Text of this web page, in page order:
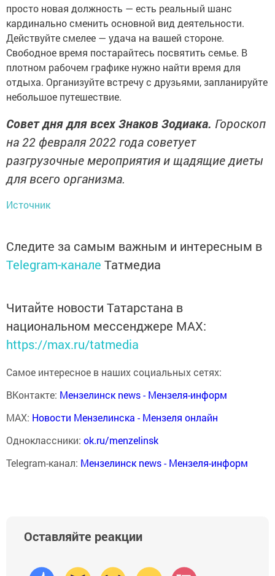
просто новая должность — есть реальный шанс
кардинально сменить основной вид деятельности.
Действуйте смелее — удача на вашей стороне.
Свободное время постарайтесь посвятить семье. В
плотном рабочем графике нужно найти время для
отдыха. Организуйте встречу с друзьями, запланируйте
небольшое путешествие.
Совет дня для всех Знаков Зодиака. Гороскоп
на 22 февраля 2022 года советует
разгрузочные мероприятия и щадящие диеты
для всего организма.
Источник
Следите за самым важным и интересным в
Telegram-канале Татмедиа
Читайте новости Татарстана в
национальном мессенджере MАХ:
https://max.ru/tatmedia
Самое интересное в наших социальных сетях:
ВКонтакте: Мензелинск news - Мензеля-информ
MAX: Новости Мензелинска - Мензеля онлайн
Одноклассники: ok.ru/menzelinsk
Telegram-канал: Мензелинск news - Мензеля-информ
Оставляйте реакции